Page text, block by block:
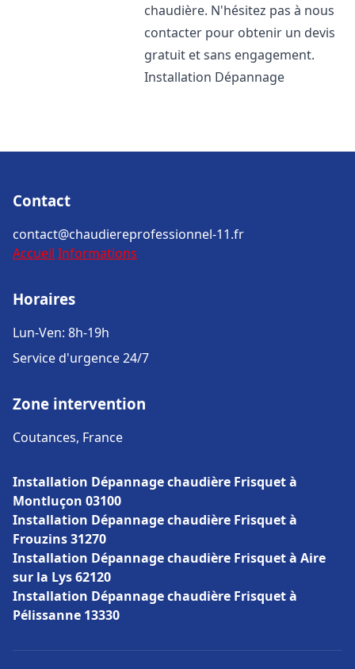
chaudière. N'hésitez pas à nous
contacter pour obtenir un devis
gratuit et sans engagement.
Installation Dépannage
Contact
contact@chaudiereprofessionnel-11.fr
Accueil Informations
Horaires
Lun-Ven: 8h-19h
Service d'urgence 24/7
Zone intervention
Coutances, France
Installation Dépannage chaudière Frisquet à
Montluçon 03100
Installation Dépannage chaudière Frisquet à
Frouzins 31270
Installation Dépannage chaudière Frisquet à Aire
sur la Lys 62120
Installation Dépannage chaudière Frisquet à
Pélissanne 13330